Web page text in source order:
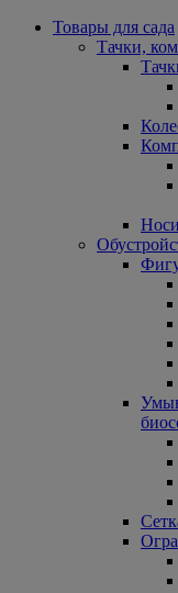
Товары для сада
Тачки,